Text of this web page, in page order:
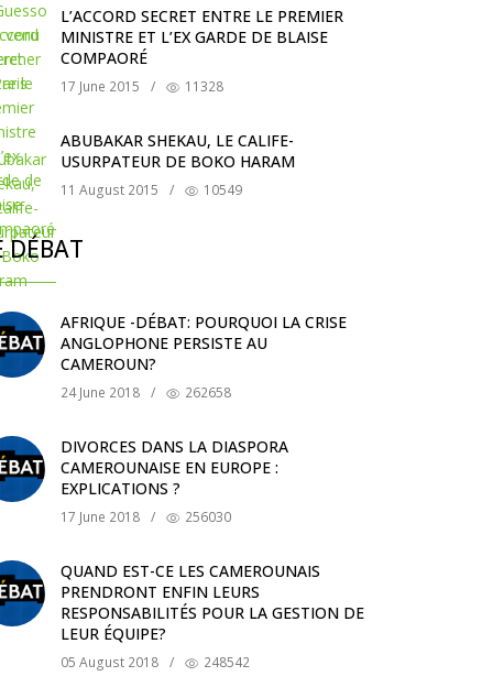
L’ACCORD SECRET ENTRE LE PREMIER
MINISTRE ET L’EX GARDE DE BLAISE
COMPAORÉ
17 June 2015 / 11328
ABUBAKAR SHEKAU, LE CALIFE-
USURPATEUR DE BOKO HARAM
11 August 2015 / 10549
DÉBAT
AFRIQUE -DÉBAT: POURQUOI LA CRISE
ANGLOPHONE PERSISTE AU
CAMEROUN?
24 June 2018 / 262658
DIVORCES DANS LA DIASPORA
CAMEROUNAISE EN EUROPE :
EXPLICATIONS ?
17 June 2018 / 256030
QUAND EST-CE LES CAMEROUNAIS
PRENDRONT ENFIN LEURS
RESPONSABILITÉS POUR LA GESTION DE
LEUR ÉQUIPE?
05 August 2018 / 248542